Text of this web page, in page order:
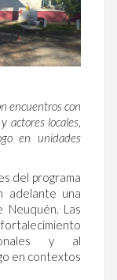
encuentros con
actores locales,
en unidades
del programa
adelante una
Las
y al
en contextos